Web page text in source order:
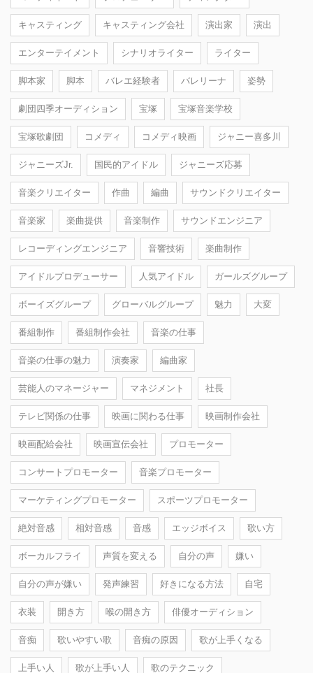
キャスティング キャスティング会社 演出家 演出
エンターテイメント シナリオライター ライター
脚本家 脚本 バレエ経験者 バレリーナ 姿勢
劇団四季オーディション 宝塚 宝塚音楽学校
宝塚歌劇団 コメディ コメディ映画 ジャニー喜多川
ジャニーズJr. 国民的アイドル ジャニーズ応募
音楽クリエイター 作曲 編曲 サウンドクリエイター
音楽家 楽曲提供 音楽制作 サウンドエンジニア
レコーディングエンジニア 音響技術 楽曲制作
アイドルプロデューサー 人気アイドル ガールズグループ
ボーイズグループ グローバルグループ 魅力 大変
番組制作 番組制作会社 音楽の仕事
音楽の仕事の魅力 演奏家 編曲家
芸能人のマネージャー マネジメント 社長
テレビ関係の仕事 映画に関わる仕事 映画制作会社
映画配給会社 映画宣伝会社 プロモーター
コンサートプロモーター 音楽プロモーター
マーケティングプロモーター スポーツプロモーター
絶対音感 相対音感 音感 エッジボイス 歌い方
ボーカルフライ 声質を変える 自分の声 嫌い
自分の声が嫌い 発声練習 好きになる方法 自宅
衣装 開き方 喉の開き方 俳優オーディション
音痴 歌いやすい歌 音痴の原因 歌が上手くなる
上手い人 歌が上手い人 歌のテクニック